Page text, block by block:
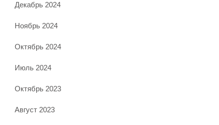
Декабрь 2024
Ноябрь 2024
Октябрь 2024
Июль 2024
Октябрь 2023
Август 2023